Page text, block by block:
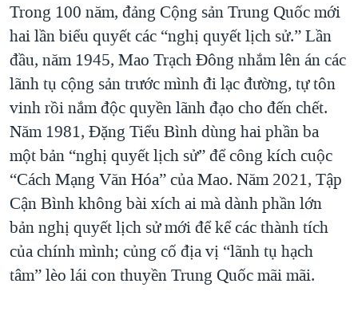
Trong 100 năm, đảng Cộng sản Trung Quốc mới
hai lần biểu quyết các “nghị quyết lịch sử.” Lần
đầu, năm 1945, Mao Trạch Đông nhắm lên án các
lãnh tụ cộng sản trước mình đi lạc đường, tự tôn
vinh rồi nắm độc quyền lãnh đạo cho đến chết.
Năm 1981, Đặng Tiểu Bình dùng hai phần ba
một bản “nghị quyết lịch sử” để công kích cuộc
“Cách Mạng Văn Hóa” của Mao. Năm 2021, Tập
Cận Bình không bài xích ai mà dành phần lớn
bản nghị quyết lịch sử mới để kể các thành tích
của chính mình; củng cố địa vị “lãnh tụ hạch
tâm” lèo lái con thuyền Trung Quốc mãi mãi.